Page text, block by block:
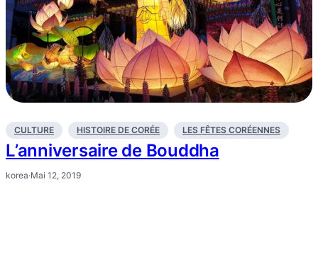
CULTURE HISTOIRE DE CORÉE LES FÊTES CORÉENNES
L’anniversaire de Bouddha
korea·Mai 12, 2019